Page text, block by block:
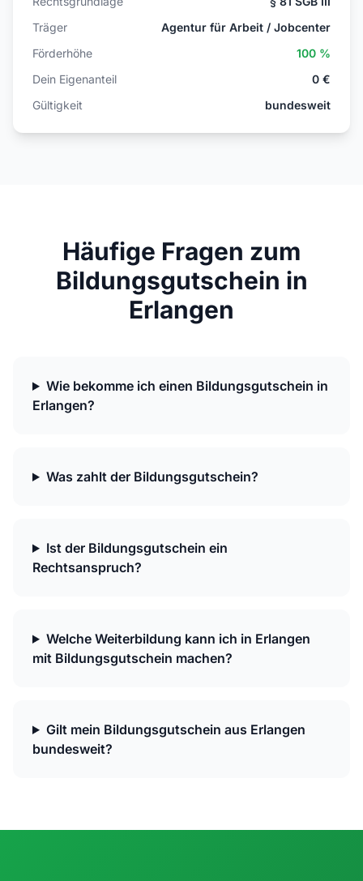
Träger
Agentur für Arbeit / Jobcenter
Förderhöhe
100 %
Dein Eigenanteil
0 €
Gültigkeit
bundesweit
Häufige Fragen zum
Bildungsgutschein in
Erlangen
Wie bekomme ich einen Bildungsgutschein in
Erlangen?
Was zahlt der Bildungsgutschein?
Ist der Bildungsgutschein ein
Rechtsanspruch?
Welche Weiterbildung kann ich in Erlangen
mit Bildungsgutschein machen?
Gilt mein Bildungsgutschein aus Erlangen
bundesweit?